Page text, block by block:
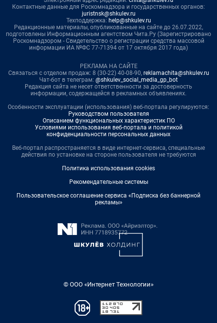
Контактные данные для Роскомнадзора и государственных органов:
juristnsk@shkulev.ru
Техподдержка: help@shkulev.ru
Редакционные материалы, опубликованные на сайте до 26.07.2022,
подготовлены Информационным агентством Чита.Ру (Зарегистрировано
Роскомнадзором - Свидетельство о регистрации средства массовой
информации ИА №ФС 77-71394 от 17 октября 2017 года)
РЕКЛАМА НА САЙТЕ
Связаться с отделом продаж: 8 (30-22) 40-08-90, reklamachita@shkulev.ru
Чат-бот в телеграм: @shkulev_social_media_gp_bot
Редакция сайта не несет ответственности за достоверность
информации, содержащейся в рекламных объявлениях.
Особенности эксплуатации (использования) веб-портала регулируются:
Руководством пользователя
Описанием функциональных характеристик ПО
Условиями использования веб-портала и политикой
конфиденциальности персональных данных
Веб-портал распространяется в виде интернет-сервиса, специальные
действия по установке на стороне пользователя не требуются
Политика использования cookies
Рекомендательные системы
Пользовательское соглашение сервиса «Подписка без баннерной
рекламы»
© ООО «Интернет Технологии»